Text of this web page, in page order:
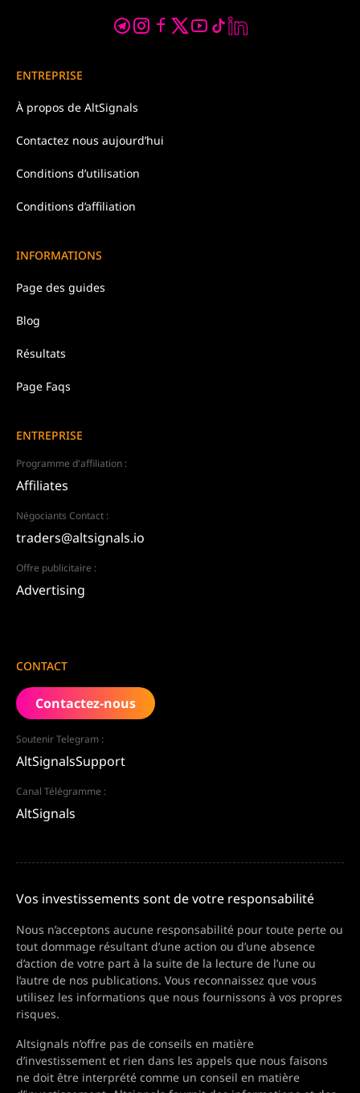
ENTREPRISE
À propos de AltSignals
Contactez nous aujourd’hui
Conditions d’utilisation
Conditions d’affiliation
INFORMATIONS
Page des guides
Blog
Résultats
Page Faqs
ENTREPRISE
Programme d'affiliation :
Affiliates
Négociants Contact :
traders@altsignals.io
Offre publicitaire :
Advertising
CONTACT
Contactez-nous
Soutenir Telegram :
AltSignalsSupport
Canal Télégramme :
AltSignals
Vos investissements sont de votre responsabilité
Nous n’acceptons aucune responsabilité pour toute perte ou
tout dommage résultant d’une action ou d’une absence
d’action de votre part à la suite de la lecture de l’une ou
l’autre de nos publications. Vous reconnaissez que vous
utilisez les informations que nous fournissons à vos propres
risques.
Altsignals n’offre pas de conseils en matière
d’investissement et rien dans les appels que nous faisons
ne doit être interprété comme un conseil en matière